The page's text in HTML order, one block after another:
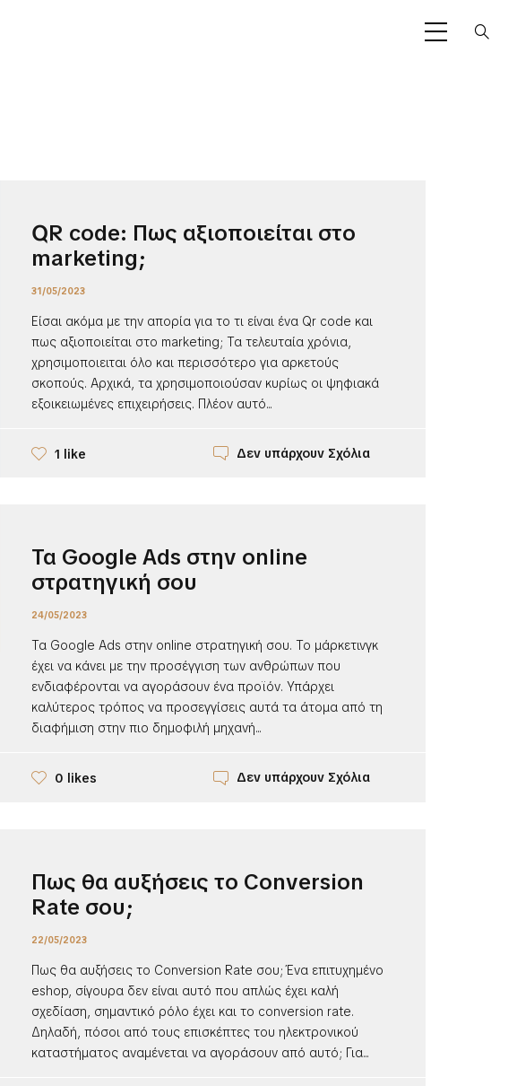
QR code: Πως αξιοποιείται στο
marketing;
31/05/2023
Είσαι ακόμα με την απορία για το τι είναι ένα Qr code και
πως αξιοποιείται στο marketing; Τα τελευταία χρόνια,
χρησιμοποιειται όλο και περισσότερο για αρκετούς
σκοπούς. Αρχικά, τα χρησιμοποιούσαν κυρίως οι ψηφιακά
εξοικειωμένες επιχειρήσεις. Πλέον αυτό...
1 like Δεν υπάρχουν Σχόλια
Τα Google Ads στην online
στρατηγική σου
24/05/2023
Τα Google Ads στην online στρατηγική σου. Το μάρκετινγκ
έχει να κάνει με την προσέγγιση των ανθρώπων που
ενδιαφέρονται να αγοράσουν ένα προϊόν. Υπάρχει
καλύτερος τρόπος να προσεγγίσεις αυτά τα άτομα από τη
διαφήμιση στην πιο δημοφιλή μηχανή...
0 likes Δεν υπάρχουν Σχόλια
Πως θα αυξήσεις το Conversion
Rate σου;
22/05/2023
Πως θα αυξήσεις το Conversion Rate σου; Ένα επιτυχημένο
eshop, σίγουρα δεν είναι αυτό που απλώς έχει καλή
σχεδίαση, σημαντικό ρόλο έχει και το conversion rate.
Δηλαδή, πόσοι από τους επισκέπτες του ηλεκτρονικού
καταστήματος αναμένεται να αγοράσουν από αυτό; Για...